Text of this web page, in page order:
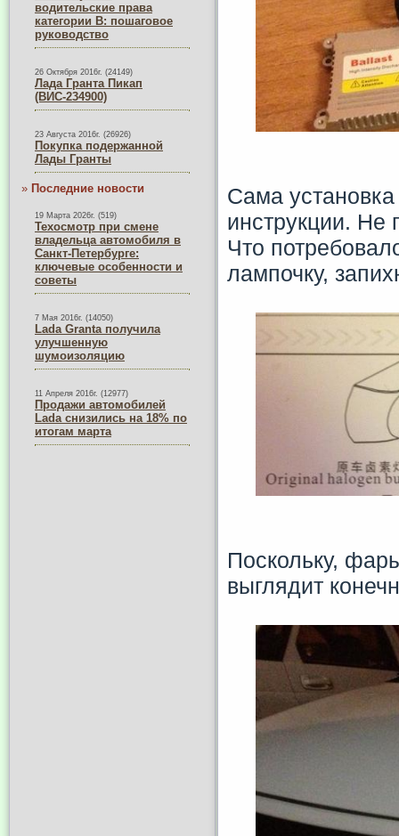
водительские права
категории B: пошаговое
руководство
26 Октября 2016г. (24149)
Лада Гранта Пикап
(ВИС-234900)
23 Августа 2016г. (26926)
Покупка подержанной
Лады Гранты
» Последние новости
19 Марта 2026г. (519)
Техосмотр при смене
владельца автомобиля в
Санкт-Петербурге:
ключевые особенности и
советы
7 Мая 2016г. (14050)
Lada Granta получила
улучшенную
шумоизоляцию
11 Апреля 2016г. (12977)
Продажи автомобилей
Lada снизились на 18% по
итогам марта
Сама
инструкции. Не
Что
лампочку,
Поскольку,
выглядит